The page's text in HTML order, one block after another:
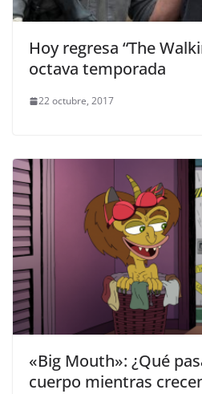
Hoy regresa “The
octava temporada
22 octubre, 2017
«Big Mouth»: ¿Qué
cuerpo mientras